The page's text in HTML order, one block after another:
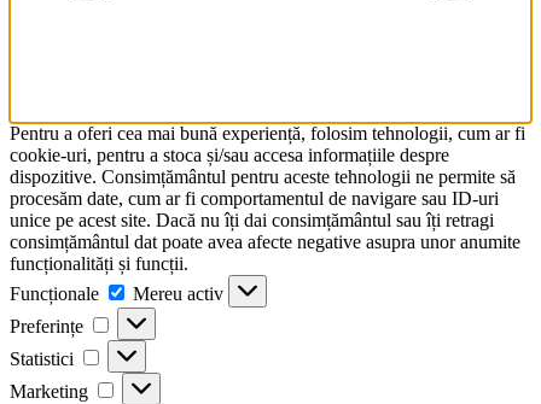
Pentru a oferi cea mai bună experiență, folosim tehnologii, cum ar fi
cookie-uri, pentru a stoca și/sau accesa informațiile despre
dispozitive. Consimțământul pentru aceste tehnologii ne permite să
procesăm date, cum ar fi comportamentul de navigare sau ID-uri
unice pe acest site. Dacă nu îți dai consimțământul sau îți retragi
consimțământul dat poate avea afecte negative asupra unor anumite
funcționalități și funcții.
Funcționale
Funcționale
Mereu activ
Preferințe
Preferințe
Statistici Statistici
Marketing Marketing